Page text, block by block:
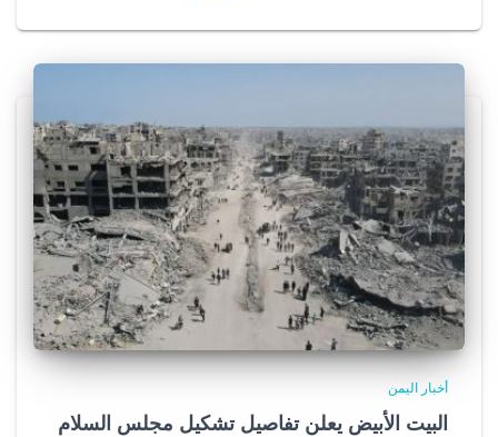
أخبار اليمن
البيت الأبيض يعلن تفاصيل تشكيل مجلس السلام